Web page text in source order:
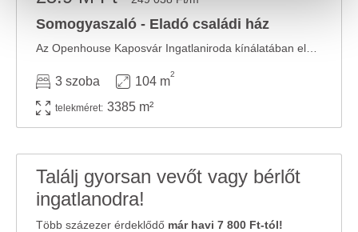
közösségi média-, hirdető- és elemező partnereinkkel
megosztjuk az Ön weboldalhasználatra vonatkozó
adatait, akik kombinálhatják az adatokat más olyan
adatokkal, amelyeket Ön adott meg számukra vagy az
Ön által használt más szolgáltatásokból gyűjtöttek.
Somogyaszaló - Eladó családi ház
3 szoba 104 m
2
telekméret: 3385 m²
Találj gyorsan vevőt vagy bérlőt
ingatlanodra!
Több százezer érdeklődő már havi 7 800 Ft-tól!